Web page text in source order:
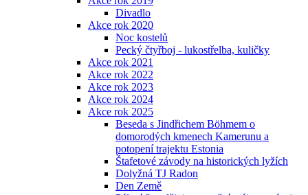
Divadlo
Akce rok 2020
Noc kostelů
Pecký čtyřboj - lukostřelba, kuličky
Akce rok 2021
Akce rok 2022
Akce rok 2023
Akce rok 2024
Akce rok 2025
Beseda s Jindřichem Böhmem o
domorodých kmenech Kamerunu a
potopení trajektu Estonia
Štafetové závody na historických lyžích
Dolyžná TJ Radon
Den Země